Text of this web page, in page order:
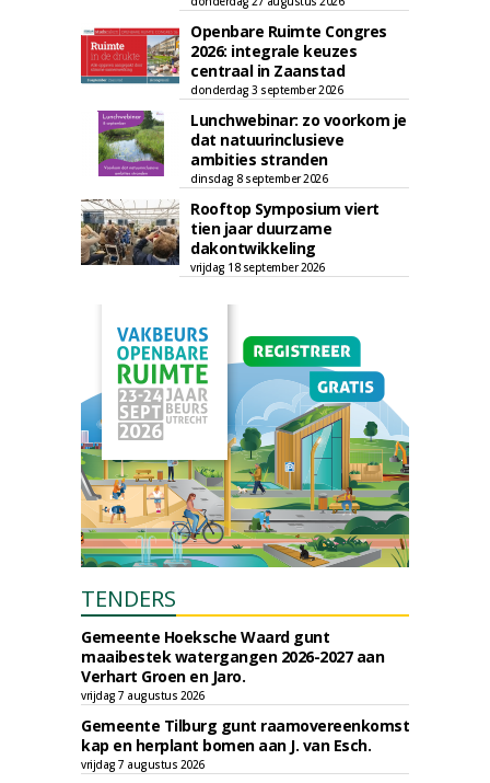
Openbare Ruimte Congres
2026: integrale keuzes
centraal in Zaanstad
donderdag 3 september 2026
Lunchwebinar: zo voorkom je
dat natuurinclusieve
ambities stranden
dinsdag 8 september 2026
Rooftop Symposium viert
tien jaar duurzame
dakontwikkeling
vrijdag 18 september 2026
TENDERS
Gemeente Hoeksche Waard gunt
maaibestek watergangen 2026-2027 aan
Verhart Groen en Jaro.
vrijdag 7 augustus 2026
Gemeente Tilburg gunt raamovereenkomst
kap en herplant bomen aan J. van Esch.
vrijdag 7 augustus 2026